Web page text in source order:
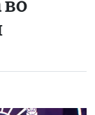
во